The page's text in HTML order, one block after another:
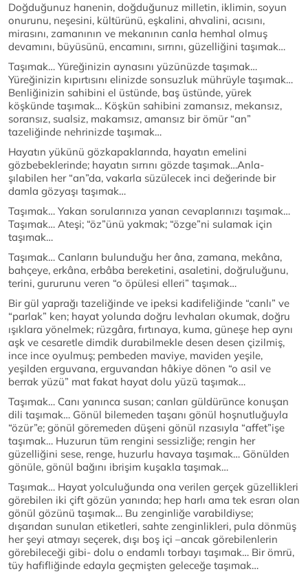
Doğduğunuz hanenin, doğduğunuz milletin, iklimin, soyun
onurunu, neşesini, kültürünü, eşkalini, ahvalini, acısını,
mirasını, zamanının ve mekanının canla hemhal olmuş
devamını, büyüsünü, encamını, sırrını, güzelliğini taşımak…
Taşımak… Yüreğinizin aynasını yüzünüzde taşımak…
Yüreğinizin kıpırtısını elinizde sonsuzluk mührüyle taşımak…
Benliğinizin sahibini el üstünde, baş üstünde, yürek
köşkünde taşımak… Köşkün sahibini zamansız, mekansız,
soransız, sualsiz, makamsız, amansız bir ömür “an”
tazeliğinde nehrinizde taşımak…
Hayatın yükünü gözkapaklarında, hayatın emelini
gözbebeklerinde; hayatın sırrını gözde taşımak…Anla-
şılabilen her “an”da, vakarla süzülecek inci değerinde bir
damla gözyaşı taşımak…
Taşımak… Yakan sorularınıza yanan cevaplarınızı taşımak…
Taşımak… Ateşi; “öz”ünü yakmak; “özge”ni sulamak için
taşımak…
Taşımak… Canların bulunduğu her âna, zamana, mekâna,
bahçeye, erkâna, erbâba bereketini, asaletini, doğruluğunu,
terini, gururunu veren “o öpülesi elleri” taşımak…
Bir gül yaprağı tazeliğinde ve ipeksi kadifeliğinde “canlı” ve
“parlak” ken; hayat yolunda doğru levhaları okumak, doğru
ışıklara yönelmek; rüzgâra, fırtınaya, kuma, güneşe hep aynı
aşk ve cesaretle dimdik durabilmekle desen desen çizilmiş,
ince ince oyulmuş; pembeden maviye, maviden yeşile,
yeşilden erguvana, erguvandan hâkiye dönen “o asil ve
berrak yüzü” mat fakat hayat dolu yüzü taşımak…
Taşımak… Canı yanınca susan; canları güldürünce konuşan
dili taşımak… Gönül bilemeden taşanı gönül hoşnutluğuyla
“özür”e; gönül göremeden düşeni gönül rızasıyla “affet”işe
taşımak… Huzurun tüm rengini sessizliğe; rengin her
güzelliğini sese, renge, huzurlu havaya taşımak… Gönülden
gönüle, gönül bağını ibrişim kuşakla taşımak…
Taşımak… Hayat yolculuğunda ona verilen gerçek güzellikleri
görebilen iki çift gözün yanında; hep harlı ama tek esrarı olan
gönül gözünü taşımak… Bu zenginliğe varabildiyse;
dışarıdan sunulan etiketleri, sahte zenginlikleri, pula dönmüş
her şeyi atmayı seçerek, dışı boş içi –ancak görebilenlerin
görebileceği gibi- dolu o endamlı torbayı taşımak… Bir ömrü,
tüy hafifliğinde edayla geçmişten geleceğe taşımak…